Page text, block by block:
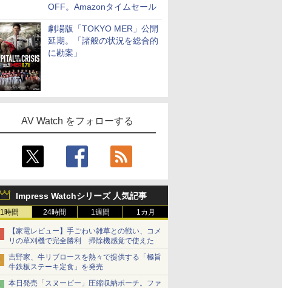
OFF。Amazonタイムセール
劇場版「TOKYO MER」公開
延期。「諸般の状況を総合的
に勘案」
AV Watch をフォローする
Impress Watchシリーズ 人気記事
1時間 24時間 1週間 1カ月
【家電レビュー】手ごわい雑草との戦い、コメ
リの草刈機で完全勝利 掃除機感覚で使えた
吉野家、牛リブロースを熱々で提供する「極旨
牛鉄板ステーキ定食」を発売
本日発売「スヌーピー」圧縮収納ポーチ。ファ